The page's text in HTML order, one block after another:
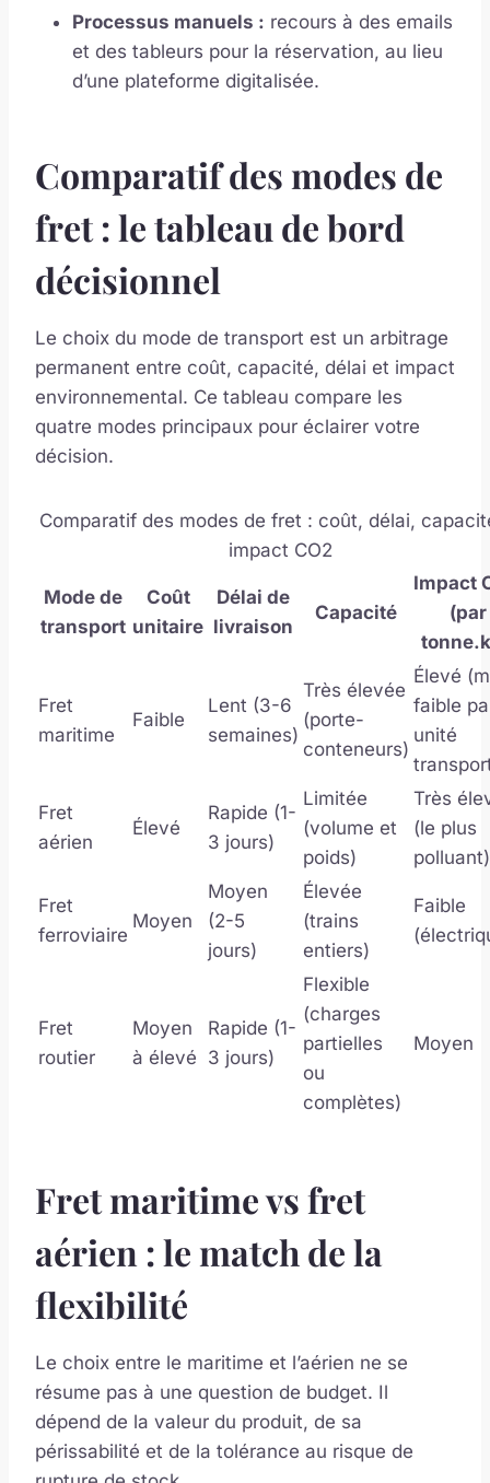
Processus manuels : recours à des emails
et des tableurs pour la réservation, au lieu
d’une plateforme digitalisée.
Comparatif des modes de
fret : le tableau de bord
décisionnel
Le choix du mode de transport est un arbitrage
permanent entre coût, capacité, délai et impact
environnemental. Ce tableau compare les
quatre modes principaux pour éclairer votre
décision.
Comparatif des modes de fret : coût, délai,
impact CO2
Mode de
transport
Coût
unitaire
Délai de
livraison
Capacité
Impact
(par
Fret
maritime
Faible
Lent (3-6
semaines)
Très élevée
(porte-
conteneurs)
Élevé
faible
unité
Fret
aérien
Élevé
Rapide (1-
3 jours)
Limitée
(volume et
poids)
Très
(le plus
polluant)
Fret
ferroviaire
Moyen
Moyen
(2-5
jours)
Élevée
(trains
entiers)
Faible
Fret
routier
Moyen
à élevé
Rapide (1-
3 jours)
Flexible
(charges
partielles
ou
complètes)
Moyen
Fret maritime vs fret
aérien : le match de la
flexibilité
Le choix entre le maritime et l’aérien ne se
résume pas à une question de budget. Il
dépend de la valeur du produit, de sa
périssabilité et de la tolérance au risque de